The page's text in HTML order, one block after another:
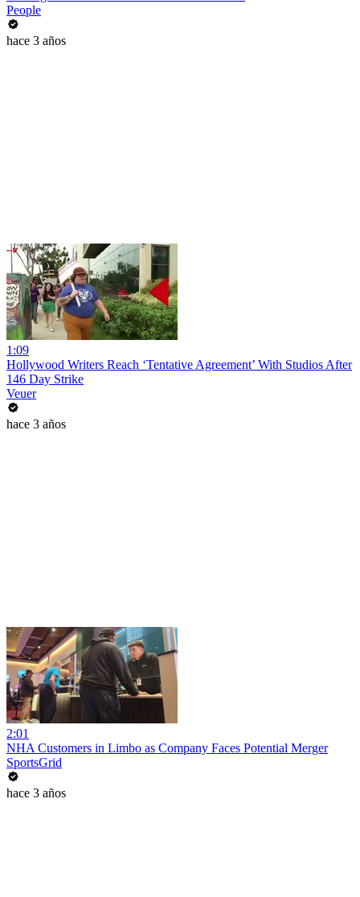
People
hace 3 años
1:09
Hollywood Writers Reach ‘Tentative Agreement’ With Studios After
146 Day Strike
Veuer
hace 3 años
2:01
NHA Customers in Limbo as Company Faces Potential Merger
SportsGrid
hace 3 años